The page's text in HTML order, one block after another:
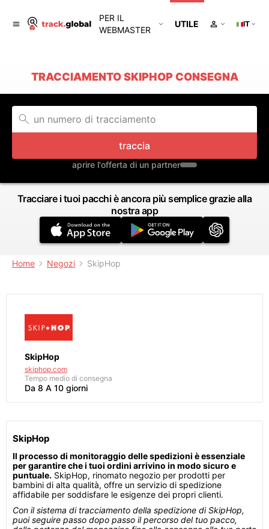
PER IL
WEBMASTER
UTILE IT
TRACCIAMENTO SKIPHOP CONSEGNA
traccia
aprire l'offerta di un partner
Tracciare i tuoi pacchi è ancora più semplice grazie alla
nostra app
Home Negozi SkipHop
SkipHop
skiphop.com
Tempo medio di consegna
Da 8 A 10 giorni
SkipHop
Il processo di monitoraggio delle spedizioni è essenziale
per garantire che i tuoi ordini arrivino in modo sicuro e
puntuale. SkipHop, rinomato negozio per prodotti per
bambini di alta qualità, offre un servizio di spedizione
affidabile per soddisfare le esigenze dei propri clienti.
Con il sistema di tracciamento della spedizione di SkipHop,
puoi seguire passo dopo passo il percorso del tuo pacco,